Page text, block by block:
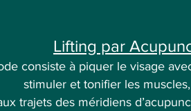
Lifting par
consiste à piquer le visage
stimuler et tonifier les
trajets des méridiens